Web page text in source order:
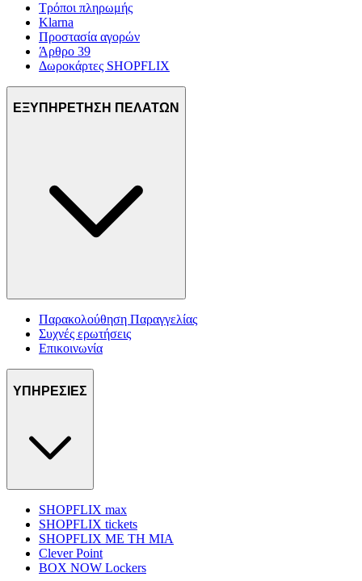
Τρόποι πληρωμής
Klarna
Προστασία αγορών
Άρθρο 39
Δωροκάρτες SHOPFLIX
ΕΞΥΠΗΡΕΤΗΣΗ ΠΕΛΑΤΩΝ
Παρακολούθηση Παραγγελίας
Συχνές ερωτήσεις
Επικοινωνία
ΥΠΗΡΕΣΙΕΣ
SHOPFLIX max
SHOPFLIX tickets
SHOPFLIX ΜΕ ΤΗ ΜΙΑ
Clever Point
BOX NOW Lockers